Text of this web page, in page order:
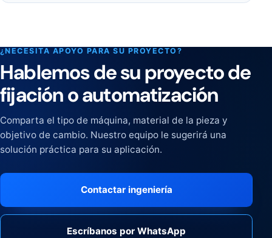
¿NECESITA APOYO PARA SU PROYECTO?
Hablemos de su proyecto de
fijación o automatización
Comparta el tipo de máquina, material de la pieza y
objetivo de cambio. Nuestro equipo le sugerirá una
solución práctica para su aplicación.
Contactar ingeniería
Escríbanos por WhatsApp